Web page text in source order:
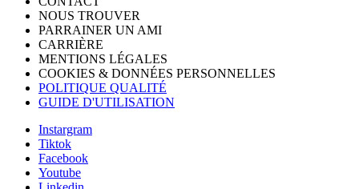
NOUS TROUVER
PARRAINER UN AMI
CARRIÈRE
MENTIONS LÉGALES
COOKIES & DONNÉES PERSONNELLES
POLITIQUE QUALITÉ
GUIDE D'UTILISATION
Instargram
Tiktok
Facebook
Youtube